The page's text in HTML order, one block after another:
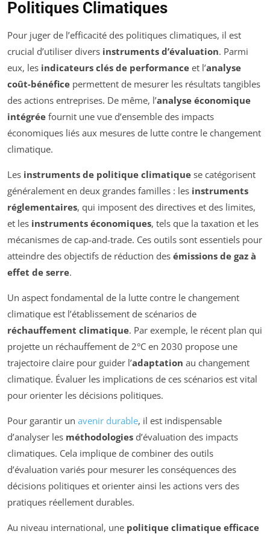
Politiques Climatiques
Pour juger de l’efficacité des politiques climatiques, il est
crucial d’utiliser divers instruments d’évaluation. Parmi
eux, les indicateurs clés de performance et l’analyse
coût-bénéfice permettent de mesurer les résultats tangibles
des actions entreprises. De même, l’analyse économique
intégrée fournit une vue d’ensemble des impacts
économiques liés aux mesures de lutte contre le changement
climatique.
Les instruments de politique climatique se catégorisent
généralement en deux grandes familles : les instruments
réglementaires, qui imposent des directives et des limites,
et les instruments économiques, tels que la taxation et les
mécanismes de cap-and-trade. Ces outils sont essentiels pour
atteindre des objectifs de réduction des émissions de gaz à
effet de serre.
Un aspect fondamental de la lutte contre le changement
climatique est l’établissement de scénarios de
réchauffement climatique. Par exemple, le récent plan qui
projette un réchauffement de 2°C en 2030 propose une
trajectoire claire pour guider l’adaptation au changement
climatique. Évaluer les implications de ces scénarios est vital
pour orienter les décisions politiques.
Pour garantir un avenir durable, il est indispensable
d’analyser les méthodologies d’évaluation des impacts
climatiques. Cela implique de combiner des outils
d’évaluation variés pour mesurer les conséquences des
décisions politiques et orienter ainsi les actions vers des
pratiques réellement durables.
Au niveau international, une politique climatique efficace